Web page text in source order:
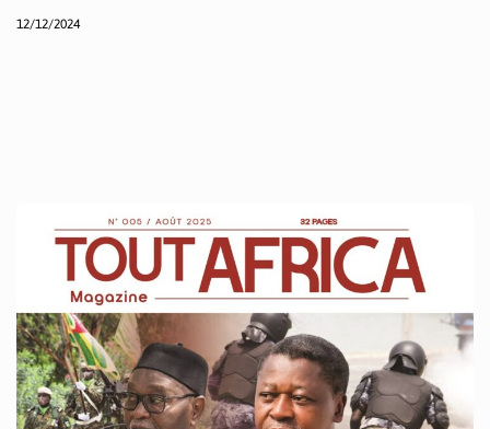
12/12/2024